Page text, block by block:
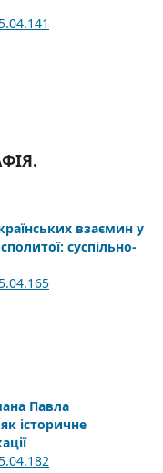
взаємин у
суспільно-
Павла
історичне